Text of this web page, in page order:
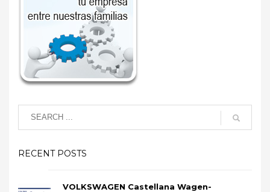
RECENT POSTS
VOLKSWAGEN Castellana Wagen-